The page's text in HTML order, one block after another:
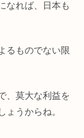
なれば、日本も
るものでない限
、莫大な利益を
ょうからね。